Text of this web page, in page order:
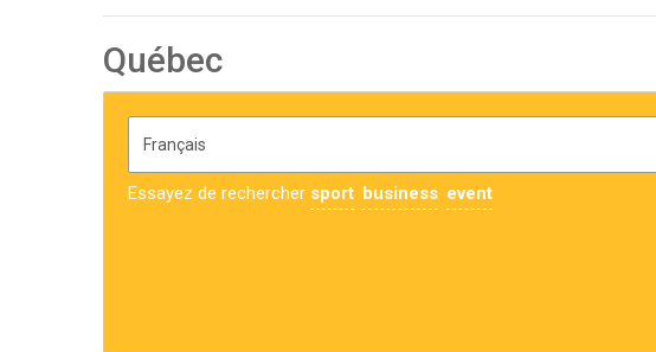
Québec
Essayez de rechercher sport business event